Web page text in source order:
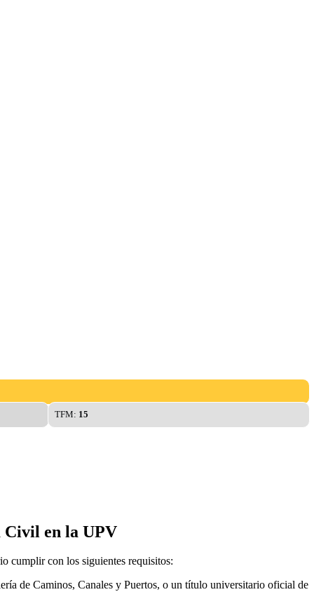
TFM: 15
Civil en la UPV
cumplir con los siguientes requisitos:
de Caminos, Canales y Puertos, o un título universitario oficial de